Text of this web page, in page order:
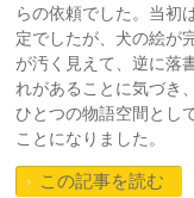
らの依頼でした。当初
定でしたが、犬の絵が
が汚く見えて、逆に落
れがあることに気づき
ひとつの物語空間とし
ことになりました。
この記事を読む